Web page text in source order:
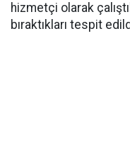
hizmetçi olarak
bıraktıkları tespit